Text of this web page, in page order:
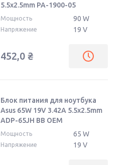
5.5x2.5mm PA-1900-05
Мощность 90 W
Напряжение 19 V
452,0 ₴
Блок питания для ноутбука
Asus 65W 19V 3.42A 5.5x2.5mm
ADP-65JH BB OEM
Мощность 65 W
Напряжение 19 V